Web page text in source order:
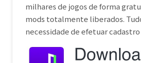
milhares de jogos de forma
mods totalmente liberados.
necessidade de efetuar